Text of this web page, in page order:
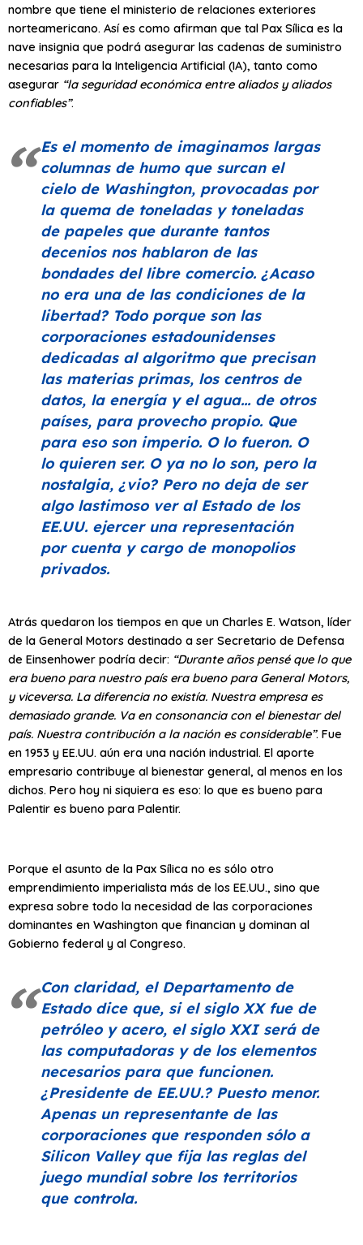
nombre que tiene el ministerio de relaciones exteriores
norteamericano. Así es como afirman que tal Pax Sílica es la
nave insignia que podrá asegurar las cadenas de suministro
necesarias para la Inteligencia Artificial (IA), tanto como
asegurar “la seguridad económica entre aliados y aliados
confiables”.
Es el momento de imaginamos largas
columnas de humo que surcan el
cielo de Washington, provocadas por
la quema de toneladas y toneladas
de papeles que durante tantos
decenios nos hablaron de las
bondades del libre comercio. ¿Acaso
no era una de las condiciones de la
libertad? Todo porque son las
corporaciones estadounidenses
dedicadas al algoritmo que precisan
las materias primas, los centros de
datos, la energía y el agua… de otros
países, para provecho propio. Que
para eso son imperio. O lo fueron. O
lo quieren ser. O ya no lo son, pero la
nostalgia, ¿vio? Pero no deja de ser
algo lastimoso ver al Estado de los
EE.UU. ejercer una representación
por cuenta y cargo de monopolios
privados.
Atrás quedaron los tiempos en que un Charles E. Watson, líder
de la General Motors destinado a ser Secretario de Defensa
de Einsenhower podría decir: “Durante años pensé que lo que
era bueno para nuestro país era bueno para General Motors,
y viceversa. La diferencia no existía. Nuestra empresa es
demasiado grande. Va en consonancia con el bienestar del
país. Nuestra contribución a la nación es considerable”. Fue
en 1953 y EE.UU. aún era una nación industrial. El aporte
empresario contribuye al bienestar general, al menos en los
dichos. Pero hoy ni siquiera es eso: lo que es bueno para
Palentir es bueno para Palentir.
Porque el asunto de la Pax Sílica no es sólo otro
emprendimiento imperialista más de los EE.UU., sino que
expresa sobre todo la necesidad de las corporaciones
dominantes en Washington que financian y dominan al
Gobierno federal y al Congreso.
Con claridad, el Departamento de
Estado dice que, si el siglo XX fue de
petróleo y acero, el siglo XXI será de
las computadoras y de los elementos
necesarios para que funcionen.
¿Presidente de EE.UU.? Puesto menor.
Apenas un representante de las
corporaciones que responden sólo a
Silicon Valley que fija las reglas del
juego mundial sobre los territorios
que controla.